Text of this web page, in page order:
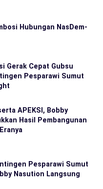
Hubungan NasDem-
Gerak Cepat Gubsu
Pesparawi Sumut
APEKSI, Bobby
Hasil Pembangunan
Pesparawi Sumut
Nasution Langsung